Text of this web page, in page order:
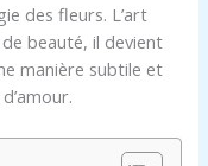
des fleurs. L’art
beauté, il devient
manière subtile et